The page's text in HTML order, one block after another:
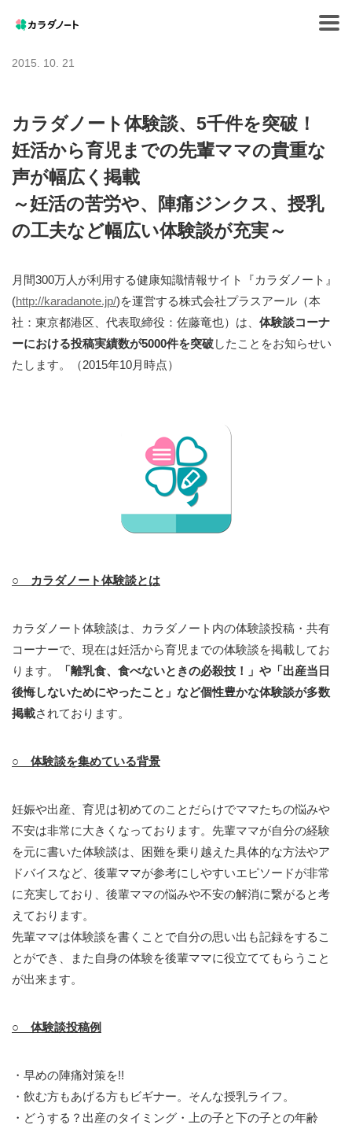
2015. 10. 21
カラダノート体験談、5千件を突破！
妊活から育児までの先輩ママの貴重な
声が幅広く掲載
～妊活の苦労や、陣痛ジンクス、授乳
の工夫など幅広い体験談が充実～
月間300万人が利用する健康知識情報サイト『カラダノート』
(http://karadanote.jp/)を運営する株式会社プラスアール（本
社：東京都港区、代表取締役：佐藤竜也）は、 体験談コーナ
ーにおける投稿実績数が5000件を突破したことをお知らせい
たします。（2015年10月時点）
○ カラダノート体験談とは
カラダノート体験談は、カラダノート内の体験談投稿・共有
コーナーで、現在は妊活から育児までの体験談を掲載してお
ります。
「離乳食、食べないときの必殺技！」や「出産当日
後悔しないためにやったこと」など個性豊かな体験談が多数
掲載されております。
○ 体験談を集めている背景
妊娠や出産、育児は初めてのことだらけでママたちの悩みや
不安は非常に大きくなっております。先輩ママが自分の経験
を元に書いた体験談は、困難を乗り越えた具体的な方法やア
ドバイスなど、後輩ママが参考にしやすいエピソードが非常
に充実しており、後輩ママの悩みや不安の解消に繋がると考
えております。
先輩ママは体験談を書くことで自分の思い出も記録をするこ
とができ、また自身の体験を後輩ママに役立ててもらうこと
が出来ます。
○ 体験談投稿例
・早めの陣痛対策を!!
・飲む方もあげる方もビギナー。そんな授乳ライフ。
・どうする？出産のタイミング・上の子と下の子との年齢